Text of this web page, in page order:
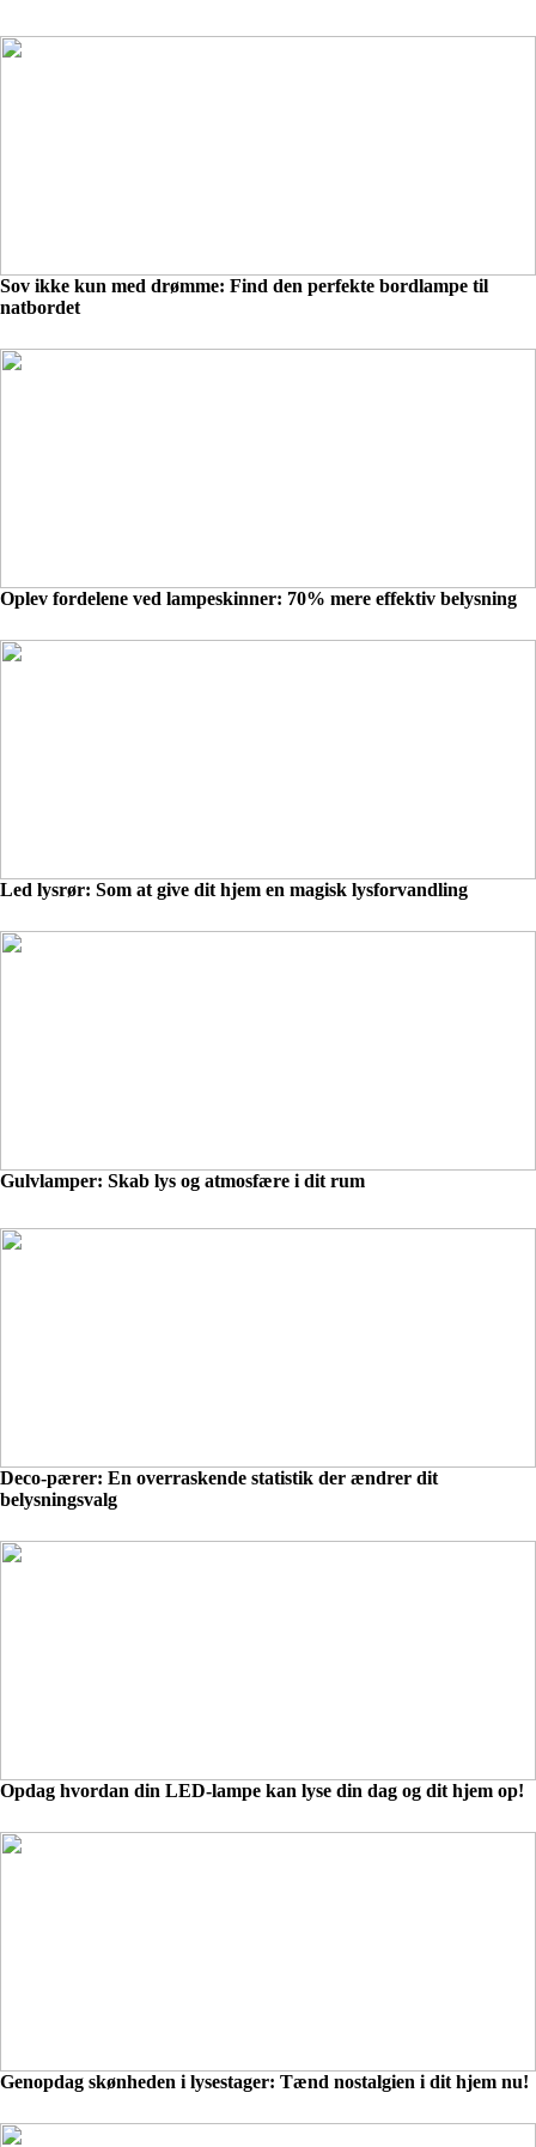
Sov ikke kun med drømme: Find den perfekte bordlampe til
natbordet
Oplev fordelene ved lampeskinner: 70% mere effektiv belysning
Led lysrør: Som at give dit hjem en magisk lysforvandling
Gulvlamper: Skab lys og atmosfære i dit rum
Deco-pærer: En overraskende statistik der ændrer dit
belysningsvalg
Opdag hvordan din LED-lampe kan lyse din dag og dit hjem op!
Genopdag skønheden i lysestager: Tænd nostalgien i dit hjem nu!